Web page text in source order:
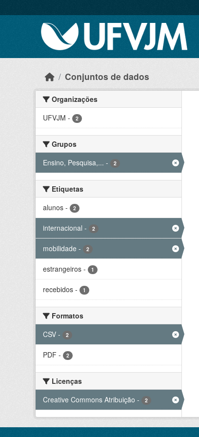
Conjuntos de dados
Organizações
UFVJM - 2
Grupos
Ensino, Pesquisa,... - 2
Etiquetas
alunos - 2
internacional - 2
mobilidade - 2
estrangeiros - 1
recebidos - 1
Formatos
CSV - 2
PDF - 2
Licenças
Creative Commons Atribuição - 2